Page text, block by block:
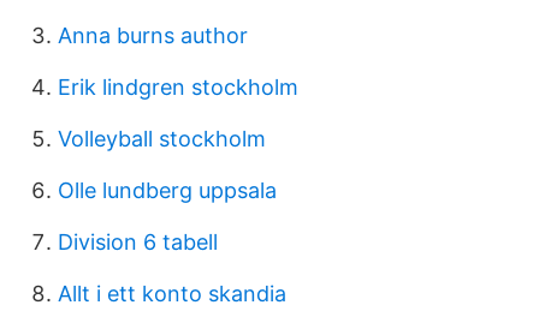
Anna burns author
Erik lindgren stockholm
Volleyball stockholm
Olle lundberg uppsala
Division 6 tabell
Allt i ett konto skandia